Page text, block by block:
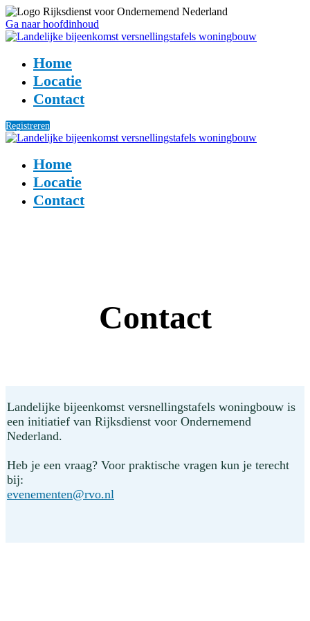
Ga naar hoofdinhoud
Home
Locatie
Contact
Registreren
Home
Locatie
Contact
Contact
Landelijke bijeenkomst versnellingstafels woningbouw is
een initiatief van Rijksdienst voor Ondernemend
Nederland.
Heb je een vraag? Voor praktische vragen kun je terecht
bij:
evenementen@rvo.nl